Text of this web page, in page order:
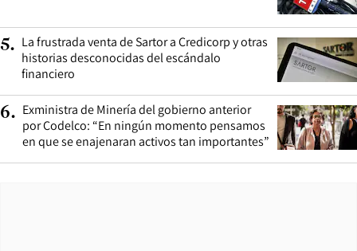
5. La frustrada venta de Sartor a Credicorp y otras
historias desconocidas del escándalo
financiero
6. Exministra de Minería del gobierno anterior
por Codelco: “En ningún momento pensamos
en que se enajenaran activos tan importantes”